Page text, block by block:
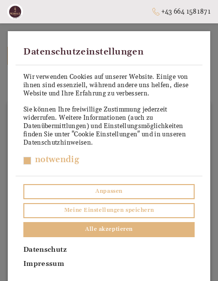
+43 664 1581871
ZURÜCK ZUR STARTSEITE
Burgenland
Datenschutzeinstellungen
Wir verwenden Cookies auf unserer Website. Einige von
ihnen sind essenziell, während andere uns helfen, diese
Website und Ihre Erfahrung zu verbessern.
Sie können Ihre freiwillige Zustimmung jederzeit
widerrufen. Weitere Informationen (auch zu
Datenübermittlungen) und Einstellungsmöglichkeiten
finden Sie unter "Cookie Einstellungen" und in unseren
Datenschutzhinweisen.
notwendig
Anpassen
Meine Einstellungen speichern
Alle akzeptieren
Datenschutz
Impressum